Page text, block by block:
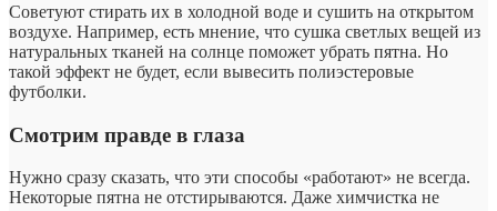
Советуют стирать их в холодной воде и сушить на открытом
воздухе. Например, есть мнение, что сушка светлых вещей из
натуральных тканей на солнце поможет убрать пятна. Но
такой эффект не будет, если вывесить полиэстеровые
футболки.
Смотрим правде в глаза
Нужно сразу сказать, что эти способы «работают» не всегда.
Некоторые пятна не отстирываются. Даже химчистка не